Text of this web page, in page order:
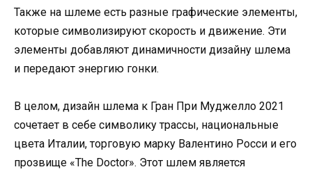
Также на шлеме есть разные графические элементы,
которые символизируют скорость и движение. Эти
элементы добавляют динамичности дизайну шлема
и передают энергию гонки.
В целом, дизайн шлема к Гран При Муджелло 2021
сочетает в себе символику трассы, национальные
цвета Италии, торговую марку Валентино Росси и его
прозвище «The Doctor». Этот шлем является